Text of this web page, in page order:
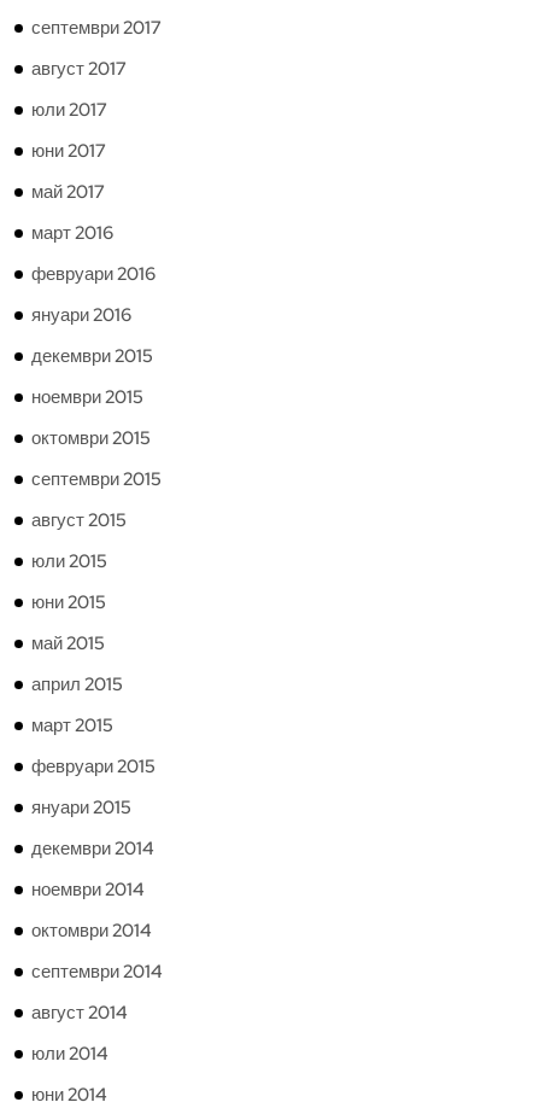
септември 2017
август 2017
юли 2017
юни 2017
май 2017
март 2016
февруари 2016
януари 2016
декември 2015
ноември 2015
октомври 2015
септември 2015
август 2015
юли 2015
юни 2015
май 2015
април 2015
март 2015
февруари 2015
януари 2015
декември 2014
ноември 2014
октомври 2014
септември 2014
август 2014
юли 2014
юни 2014